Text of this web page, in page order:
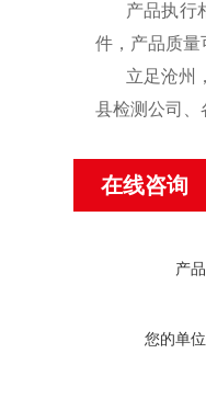
产品执行
件，产品质量
立足沧州
县检测公司、
在线咨询
产品
您的单位